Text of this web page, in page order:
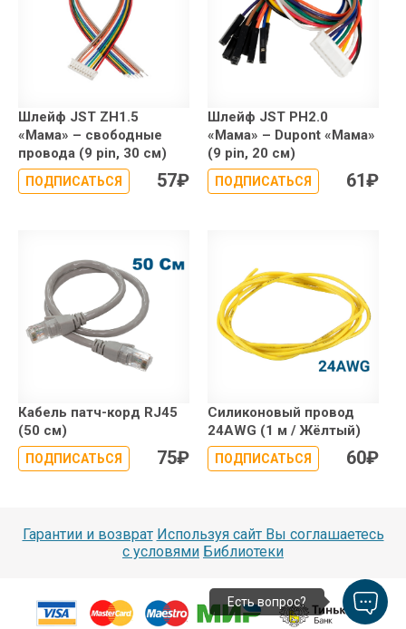
Шлейф JST ZH1.5
«Мама» – свободные
провода (9 pin, 30 см)
ПОДПИСАТЬСЯ 57₽
Шлейф JST PH2.0
«Мама» – Dupont «Мама»
(9 pin, 20 см)
ПОДПИСАТЬСЯ 61₽
Кабель патч-корд RJ45
(50 см)
ПОДПИСАТЬСЯ 75₽
Силиконовый провод
24AWG (1 м / Жёлтый)
ПОДПИСАТЬСЯ 60₽
Гарантии и возврат Используя сайт Вы соглашаетесь
с условями Библиотеки
Есть вопрос?